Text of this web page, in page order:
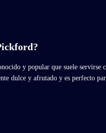
y popular que suele servirse
dulce y afrutado y es perfecto